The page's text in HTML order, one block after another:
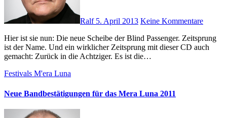
Ralf 5. April 2013 Keine Kommentare
Hier ist sie nun: Die neue Scheibe der Blind Passenger. Zeitsprung
ist der Name. Und ein wirklicher Zeitsprung mit dieser CD auch
gemacht: Zurück in die Achtziger. Es ist die…
Festivals M'era Luna
Neue Bandbestätigungen für das Mera Luna 2011